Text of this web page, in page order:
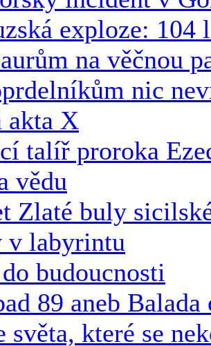
exploze: 104
na věčnou
nic
akta X
talíř proroka
vědu
Zlaté buly
v labyrintu
budoucnosti
89 aneb
světa, které se